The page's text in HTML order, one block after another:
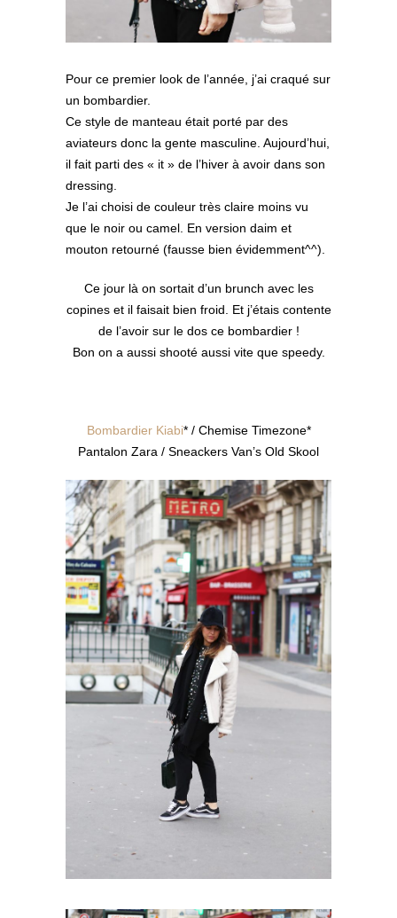
Pour ce premier look de l’année, j’ai craqué sur
un bombardier.
Ce style de manteau était porté par des
aviateurs donc la gente masculine. Aujourd’hui,
il fait parti des « it » de l’hiver à avoir dans son
dressing.
Je l’ai choisi de couleur très claire moins vu
que le noir ou camel. En version daim et
mouton retourné (fausse bien évidemment^^).
Ce jour là on sortait d’un brunch avec les
copines et il faisait bien froid. Et j’étais contente
de l’avoir sur le dos ce bombardier !
Bon on a aussi shooté aussi vite que speedy.
Bombardier Kiabi* / Chemise Timezone*
Pantalon Zara / Sneackers Van’s Old Skool